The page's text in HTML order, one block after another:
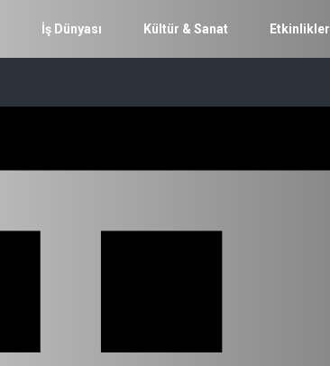
İş Dünyası Kültür & Sanat Etkinlikler